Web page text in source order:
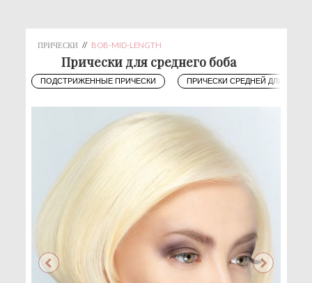
ПРИЧЕСКИ // BOB-MID-LENGTH
Прически для среднего боба
ПОДСТРИЖЕННЫЕ ПРИЧЕСКИ ПРИЧЕСКИ СРЕДНЕЙ ДЛИНЫ